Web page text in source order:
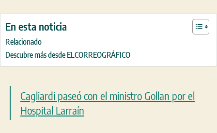
En esta noticia
Relacionado
Descubre más desde ELCORREOGRÁFICO
Cagliardi paseó con el ministro Gollan por el
Hospital Larraín